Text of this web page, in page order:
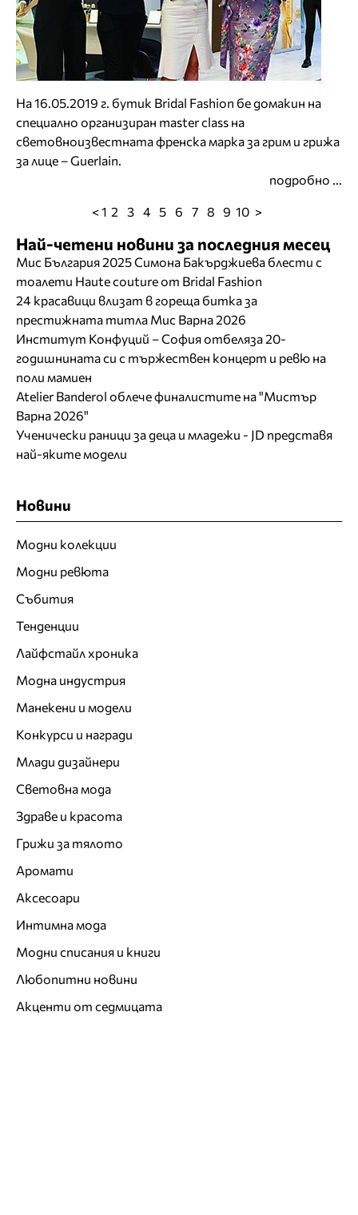
На 16.05.2019 г. бутик Bridal Fashion бе домакин на
специално организиран master class на
световноизвестната френска марка за грим и грижа
за лице – Guerlain.
подробно ...
< 1 2 3 4 5 6 7 8 9 10 >
Най-четени новини за последния месец
Мис България 2025 Симона Бакърджиева блести с
тоалети Haute couture от Bridal Fashion
24 красавици влизат в гореща битка за
престижната титла Мис Варна 2026
Институт Конфуций – София отбеляза 20-
годишнината си с тържествен концерт и ревю на
поли мамиен
Atelier Banderol облече финалистите на "Мистър
Варна 2026"
Ученически раници за деца и младежи - JD представя
най-яките модели
Новини
Модни колекции
Модни ревюта
Събития
Тенденции
Лайфстайл хроника
Модна индустрия
Манекени и модели
Конкурси и награди
Млади дизайнери
Световна мода
Здраве и красота
Грижи за тялото
Аромати
Аксесоари
Интимна мода
Модни списания и книги
Любопитни новини
Акценти от седмицата